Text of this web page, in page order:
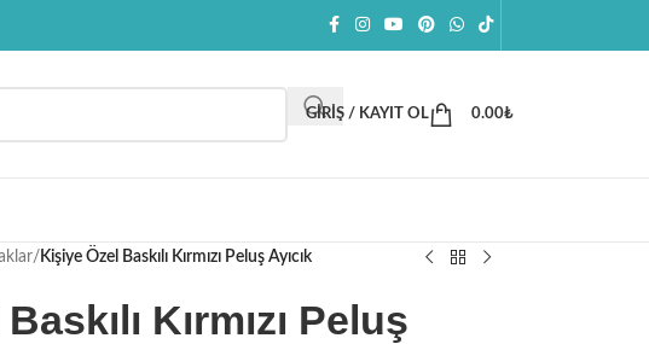
GIRIŞ / KAYIT OL 0.00₺
/ Kişiye Özel Baskılı Kırmızı Peluş Ayıcık
Kırmızı Peluş